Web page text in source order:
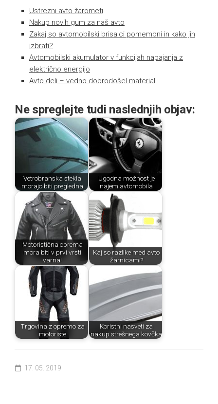
Ustrezni avto žarometi
Nakup novih gum za naš avto
Zakaj so avtomobilski brisalci pomembni in kako jih
izbrati?
Avtomobilski akumulator v funkcijah napajanja z
električno energijo
Avto deli – vedno dobrodošel material
Ne spreglejte tudi naslednjih objav:
Vetrobranska stekla
morajo biti pregledna
Ugodna možnost je
najem avtomobila
Motoristična oprema
mora biti v prvi vrsti
varna!
Kaj so razlike med avto
žarnicami?
Trgovina z opremo za
motoriste
Koristni nasveti za
nakup strešnega kovčka
17. 05. 2019